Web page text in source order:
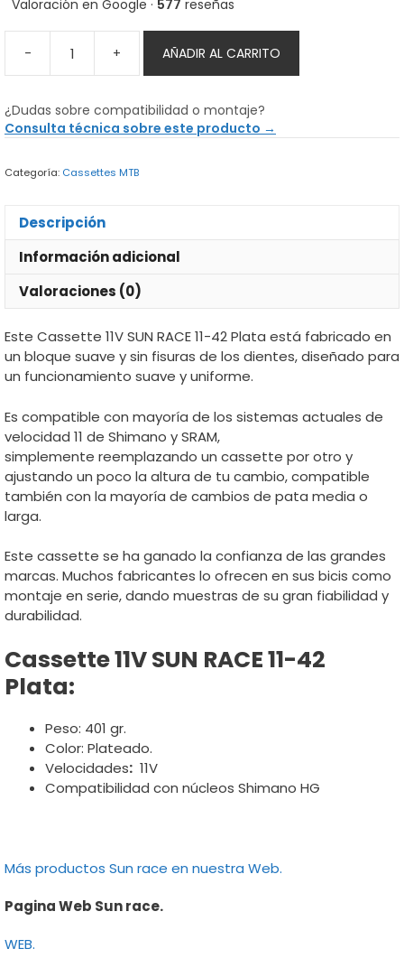
Valoración en Google · 577 reseñas
-
Cassette
11V
RACE
11-
Plata
+ AÑADIR AL CARRITO
¿Dudas sobre compatibilidad o montaje?
Consulta técnica sobre este producto →
Categoría: Cassettes MTB
Descripción
Información adicional
Valoraciones (0)
Este Cassette 11V SUN RACE 11-42 Plata está fabricado en
un bloque suave y sin fisuras de los dientes, diseñado para
un funcionamiento suave y uniforme.
Es compatible con mayorí­a de los sistemas actuales de
velocidad 11 de Shimano ySRAM,
simplemente reemplazando un cassette por otro y
ajustando un poco la altura de tu cambio, compatible
también con la mayorí­a de cambios de pata media o
larga.
Este cassette se ha ganado la confianza de las grandes
marcas. Muchos fabricantes lo ofrecen en sus bicis como
montaje en serie, dando muestras de su gran fiabilidad y
durabilidad.
Cassette 11V SUN RACE 11-42
Plata:
Peso: 401 gr.
Color: Plateado.
Velocidades: 11V
Compatibilidad con núcleos Shimano HG
Más productos Sun race en nuestra Web.
Pagina Web Sun race.
WEB.